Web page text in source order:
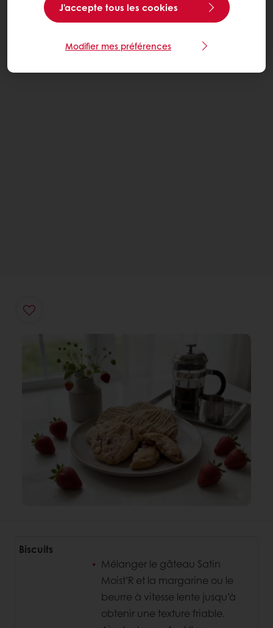
Biscuits
Mélanger le gâteau Satin
Moist’R et la margarine ou le
beurre à vitesse lente jusqu’à
obtenir une texture friable.
J'accepte tous les cookies
Modifier mes préférences